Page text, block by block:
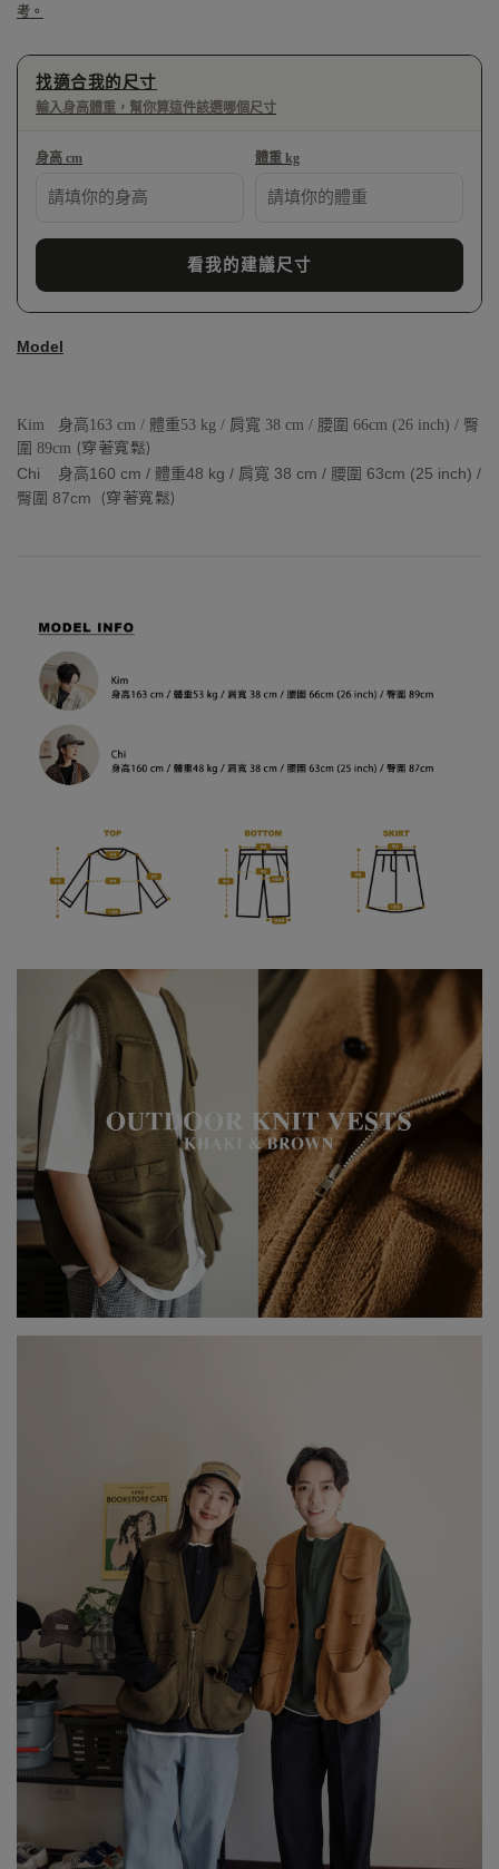
考。
找適合我的尺寸
輸入身高體重，幫你算這件該選哪個尺寸
身高 cm 體重 kg
看我的建議尺寸
Model
Kim 身高163 cm / 體重53 kg / 肩寬 38 cm / 腰圍 66cm (26 inch) / 臀
圍 89cm (穿著寬鬆)
Chi 身高160 cm / 體重48 kg / 肩寬 38 cm / 腰圍 63cm (25 inch) /
臀圍 87cm
(穿著寬鬆)